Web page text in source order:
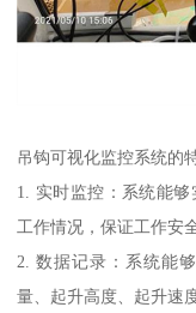
吊钩可视化监控系统的
1. 实时监控：系统能
工作情况，保证工作安全
2. 数据记录：系统能
量、起升高度、起升速